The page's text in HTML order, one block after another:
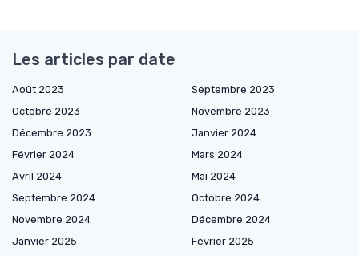
Les articles par date
Août 2023
Septembre 2023
Octobre 2023
Novembre 2023
Décembre 2023
Janvier 2024
Février 2024
Mars 2024
Avril 2024
Mai 2024
Septembre 2024
Octobre 2024
Novembre 2024
Décembre 2024
Janvier 2025
Février 2025